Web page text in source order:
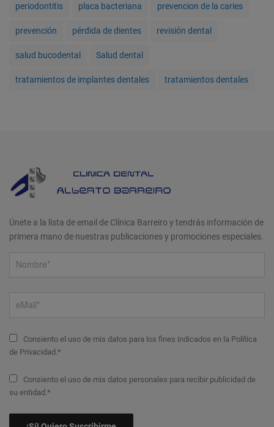
periodontitis placa bacteriana prevencion de la caries
prevención pérdida de dientes revisión dental
salud bucodental Salud dental
tratamientos de implantes dentales tratamientos dentales
Únete a la lista de email de Clínica Barreiro y tendrás información de
primera mano de nuestras publicaciones y promociones especiales.
Consiento el uso de mis datos para los fines indicados en la Política
de Privacidad.*
Consiento el uso de mis datos personales para recibir publicidad de
su entidad.*